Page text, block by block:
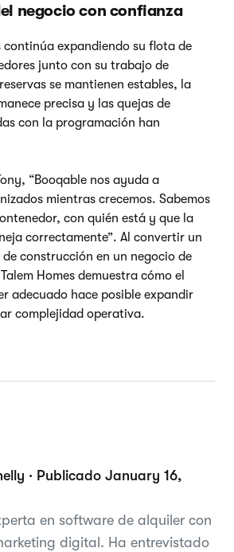
negocio con confianza
continúa expandiendo su flota de
junto con su trabajo de
se mantienen estables, la
precisa y las quejas de
con la programación han
“Booqable nos ayuda a
mientras crecemos. Sabemos
con quién está y que la
correctamente”. Al convertir un
construcción en un negocio de
Homes demuestra cómo el
adecuado hace posible expandir
complejidad operativa.
· Publicado January 16,
en software de alquiler con
digital. Ha entrevistado